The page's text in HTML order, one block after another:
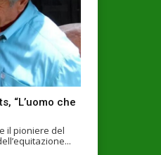
“L’uomo che
il pioniere del
dell’equitazione...